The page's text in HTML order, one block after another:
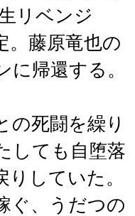
リベンジ
。藤原竜也の
に帰還する。
の死闘を繰り
しても自堕落
していた。
ぐ、うだつの